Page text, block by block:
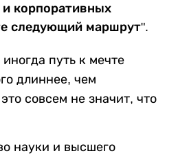
корпоративных
следующий маршрут".
путь к мечте
длиннее, чем
совсем не значит, что
науки и высшего